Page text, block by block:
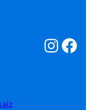
Salzstreuner